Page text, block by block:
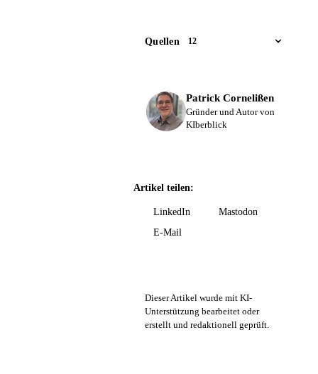
Quellen 12
Patrick Cornelißen
Gründer und Autor von
KIberblick
Artikel teilen:
LinkedIn
Mastodon
E-Mail
Dieser Artikel wurde mit KI-
Unterstützung bearbeitet oder
erstellt und redaktionell geprüft.